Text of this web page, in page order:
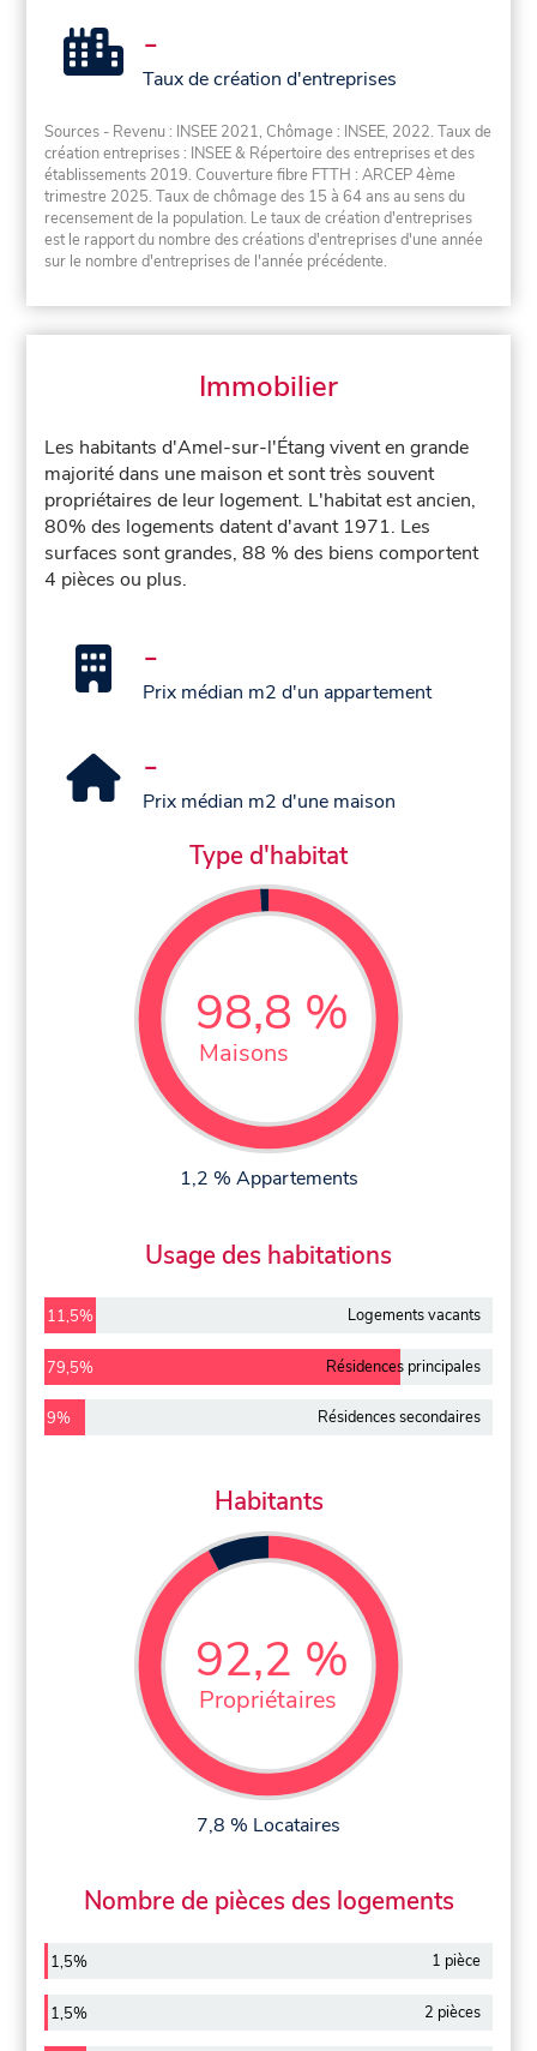
-
Taux de création d'entreprises
Sources - Revenu : INSEE 2021, Chômage : INSEE, 2022. Taux de
création entreprises : INSEE & Répertoire des entreprises et des
établissements 2019. Couverture fibre FTTH : ARCEP 4ème
trimestre 2025. Taux de chômage des 15 à 64 ans au sens du
recensement de la population. Le taux de création d'entreprises
est le rapport du nombre des créations d'entreprises d'une année
sur le nombre d'entreprises de l'année précédente.
Immobilier
Les habitants d'Amel-sur-l'Étang vivent en grande
majorité dans une maison et sont très souvent
propriétaires de leur logement. L'habitat est ancien,
80% des logements datent d'avant 1971. Les
surfaces sont grandes, 88 % des biens comportent
4 pièces ou plus.
-
Prix médian m2 d'un appartement
-
Prix médian m2 d'une maison
Type d'habitat
98,8 %
Maisons
1,2 % Appartements
Usage des habitations
11,5% Logements vacants
79,5% Résidences principales
9% Résidences secondaires
Habitants
92,2 %
Propriétaires
7,8 % Locataires
Nombre de pièces des logements
1,5% 1 pièce
1,5% 2 pièces